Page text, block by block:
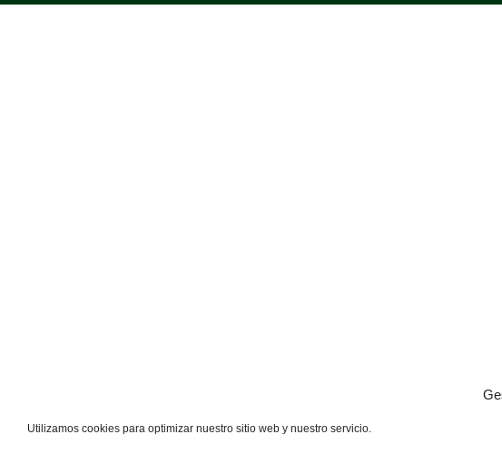
Utilizamos cookies para optimizar nuestro sitio web y nuestro servicio.